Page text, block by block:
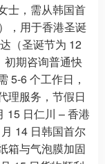
士，需从韩国首
，用于香港圣诞
（圣诞节为 12
初期咨询普通快
5-6 个工作日，
理服务，节假日
15 日仁川 – 香港
14 日韩国首尔
箱与气泡膜加固